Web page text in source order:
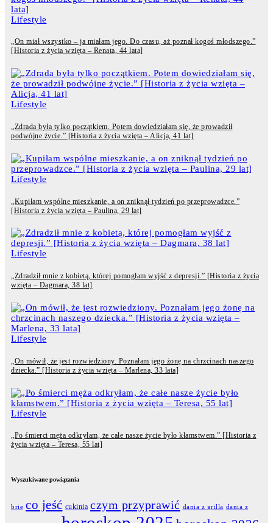
Lifestyle
„On miał wszystko – ja miałam jego. Do czasu, aż poznał kogoś młodszego.”
[Historia z życia wzięta – Renata, 44 lata]
Lifestyle
„Zdrada była tylko początkiem. Potem dowiedziałam się, że prowadził
podwójne życie.” [Historia z życia wzięta – Alicja, 41 lat]
Lifestyle
„Kupiłam wspólne mieszkanie, a on zniknął tydzień po przeprowadzce.”
[Historia z życia wzięta – Paulina, 29 lat]
Lifestyle
„Zdradził mnie z kobietą, której pomogłam wyjść z depresji.” [Historia z życia
wzięta – Dagmara, 38 lat]
Lifestyle
„On mówił, że jest rozwiedziony. Poznałam jego żonę na chrzcinach naszego
dziecka.” [Historia z życia wzięta – Marlena, 33 lata]
Lifestyle
„Po śmierci męża odkryłam, że całe nasze życie było kłamstwem.” [Historia z
życia wzięta – Teresa, 55 lat]
Wyszukiwane powiązania
brie co jeść cukinia czym przyprawić dania z grilla dania z